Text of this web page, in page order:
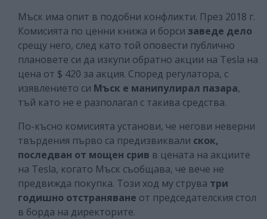
Мъск има опит в подобни конфликти. През 2018 г.
Комисията по ценни книжа и борси заведе дело
срещу него, след като той оповести публично
плановете си да изкупи обратно акции на Tesla на
цена от $ 420 за акция. Според регулатора, с
изявлението си Мъск е манипулирал пазара,
тъй като не е разполагал с такива средства.
По-късно комисията установи, че негови неверни
твърдения първо са предизвиквали скок,
последван от мощен срив в цената на акциите
на Tesla, когато Мъск съобщава, че вече не
предвижда покупка. Този ход му струва три
годишно отстраняване от председателския стол
в борда на директорите.